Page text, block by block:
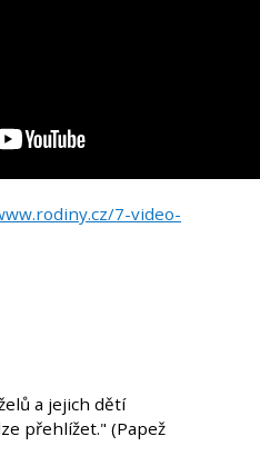
7-video-
a jejich dětí
přehlížet." (Papež